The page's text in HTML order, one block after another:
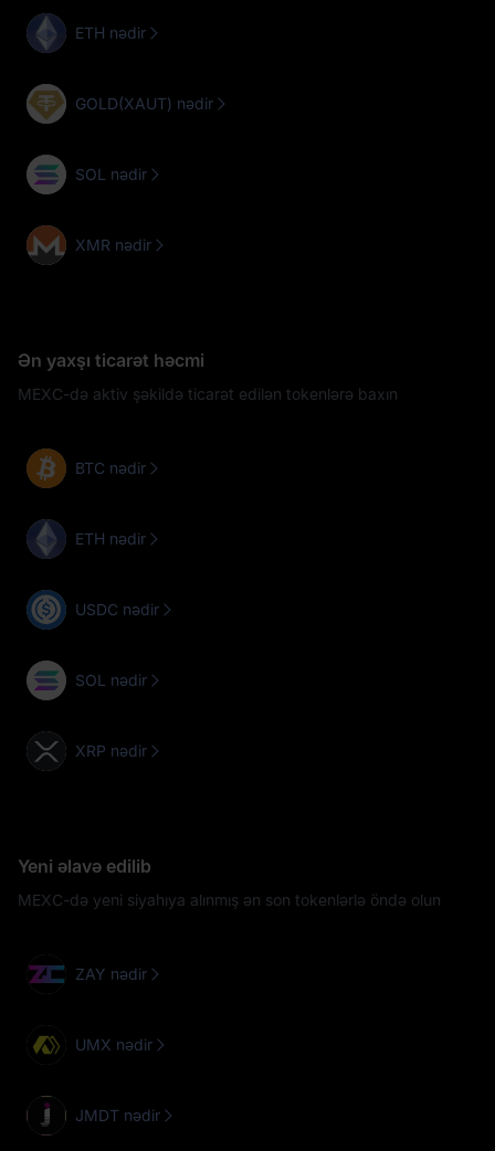
ETH nədir
GOLD(XAUT) nədir
SOL nədir
XMR nədir
Ən yaxşı ticarət həcmi
MEXC-də aktiv şəkildə ticarət edilən tokenlərə baxın
BTC nədir
ETH nədir
USDC nədir
SOL nədir
XRP nədir
Yeni əlavə edilib
MEXC-də yeni siyahıya alınmış ən son tokenlərlə öndə olun
ZAY nədir
UMX nədir
JMDT nədir